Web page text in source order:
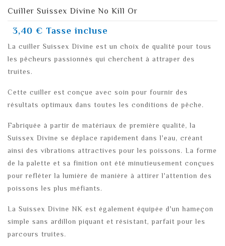
Cuiller Suissex Divine No Kill Or
3,40 € Tasse incluse
La cuiller Suissex Divine est un choix de qualité pour tous
les pêcheurs passionnés qui cherchent à attraper des
truites.
Cette cuiller est conçue avec soin pour fournir des
résultats optimaux dans toutes les conditions de pêche.
Fabriquée à partir de matériaux de première qualité, la
Suissex Divine se déplace rapidement dans l'eau, créant
ainsi des vibrations attractives pour les poissons. La forme
de la palette et sa finition ont été minutieusement conçues
pour refléter la lumière de manière à attirer l'attention des
poissons les plus méfiants.
La Suissex Divine NK est également équipée d'un hameçon
simple sans ardillon piquant et résistant, parfait pour les
parcours truites.